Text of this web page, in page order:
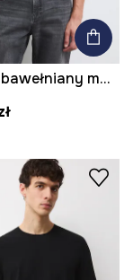
T-shirt bawełniany męski z elastanem gładki kolor czarny